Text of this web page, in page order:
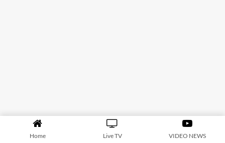
Home Live TV VIDEO NEWS